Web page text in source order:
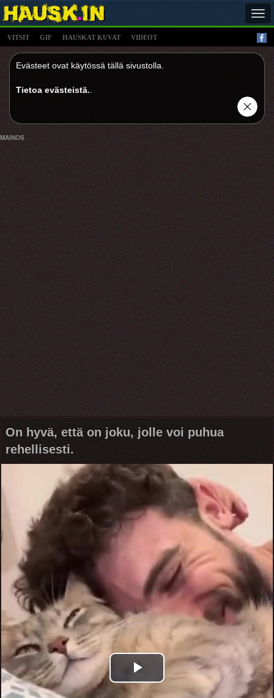
VITSIT GIF HAUSKAT KUVAT VIDEOT
Evästeet ovat käytössä tällä sivustolla.
Tietoa evästeistä.
MAINOS
On hyvä, että on joku, jolle voi puhua
rehellisesti.
Play